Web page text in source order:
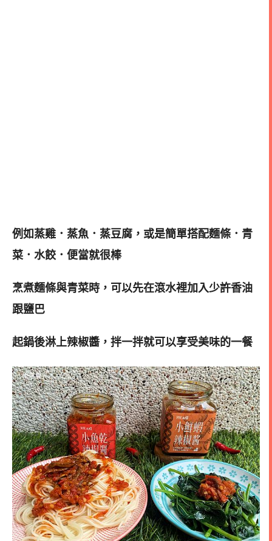
例如蒸雞．蒸魚．蒸豆腐，或是簡單搭配麵條．青
菜．水餃．便當就很棒
烹煮麵條與青菜時，可以先在滾水裡加入少許香油
跟鹽巴
起鍋後淋上辣椒醬，拌一拌就可以享受美味的一餐